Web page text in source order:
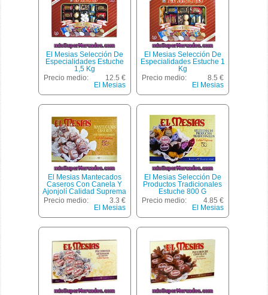
El Mesias Selección De
Especialidades Estuche
1,5 Kg
Precio medio:
12.5 €
El Mesias
El Mesias Selección De
Especialidades Estuche 1
Kg
Precio medio:
8.5 €
El Mesias
El Mesias Mantecados
Caseros Con Canela Y
Ajonjolí Calidad Suprema
Estuche 500 G
Precio medio:
3.3 €
El Mesias
El Mesias Selección De
Productos Tradicionales
Estuche 800 G
Precio medio:
4.85 €
El Mesias